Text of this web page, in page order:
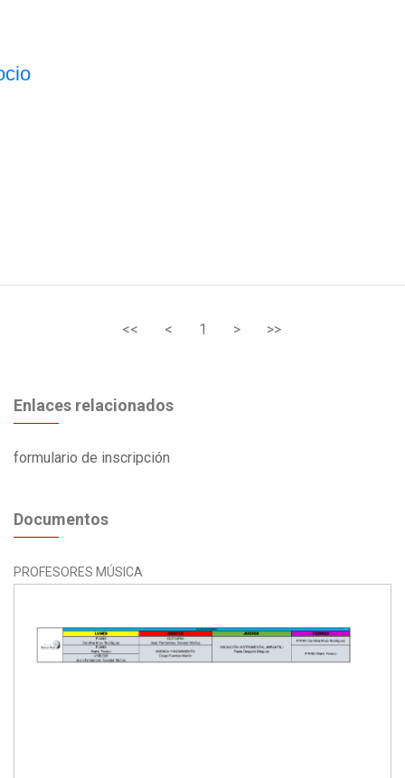
<< < 1 > >>
Enlaces relacionados
formulario de inscripción
Documentos
PROFESORES MÚSICA